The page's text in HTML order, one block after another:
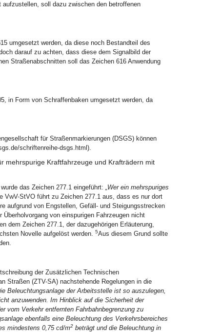
soll dazu zwischen den betroffenen
umgesetzt werden, da diese noch Bestandteil des
darauf zu achten, dass diese dem Signalbild der
Straßenabschnitten soll das Zeichen 616 Anwendung
in Form von Schraffenbaken umgesetzt werden, da
für Straßenmarkierungen (DSGS) können
schriftenreihe-dsgs.html).
mehrspurige Kraftfahrzeuge und Krafträdern mit
das Zeichen 277.1 eingeführt: „Wer ein mehrspuriges
VwV-StVO führt zu Zeichen 277.1 aus, dass es nur dort
aufgrund von Engstellen, Gefäll- und Steigungsstrecken
von einspurigen Fahrzeugen nicht
dem Zeichen 277.1, der dazugehörigen Erläuterung,
Novelle aufgelöst werden. 5Aus diesem Grund sollte
der Zusätzlichen Technischen
Straßen (ZTV-SA) nachstehende Regelungen in die
Beleuchtungsanlage der Arbeitsstelle ist so auszulegen,
anzuwenden. Im Hinblick auf die Sicherheit der
vom Verkehr entfernten Fahrbahnbegrenzung zu
ebenfalls eine Beleuchtung des Verkehrsbereiches
mindestens 0,75 cd/m2beträgt und die Beleuchtung in